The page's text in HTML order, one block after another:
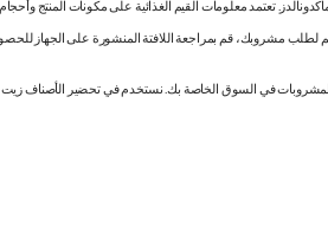
تعتمد معلومات القيم الغذائية على مكونات المنتج
لطلب مشروبك، قم بمراجعة اللافتة المنشورة على الجهاز
المشروبات في السوق الخاصة بك. نستخدم في تحضير الأصناف